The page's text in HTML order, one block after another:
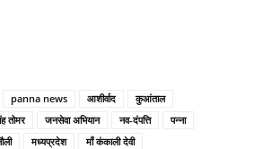
panna news आशीर्वाद
कुआंताल
तोमर
जनसेवा अभियान नव-दंपत्ति
पन्ना
मध्यप्रदेश
माँ कंकाली देवी